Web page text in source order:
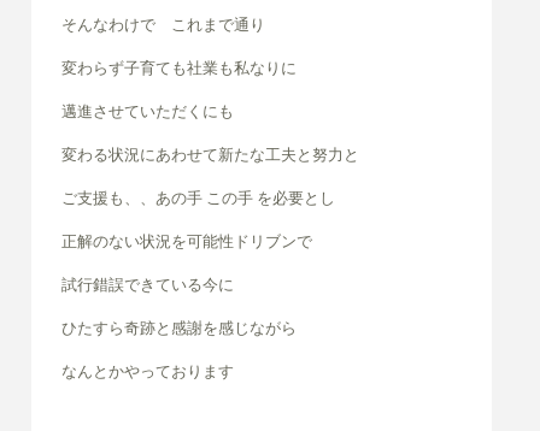
そんなわけで これまで通り
変わらず子育ても社業も私なりに
邁進させていただくにも
変わる状況にあわせて新たな工夫と努力と
ご支援も、、あの手 この手 を必要とし
正解のない状況を可能性ドリブンで
試行錯誤できている今に
ひたすら奇跡と感謝を感じながら
なんとかやっております